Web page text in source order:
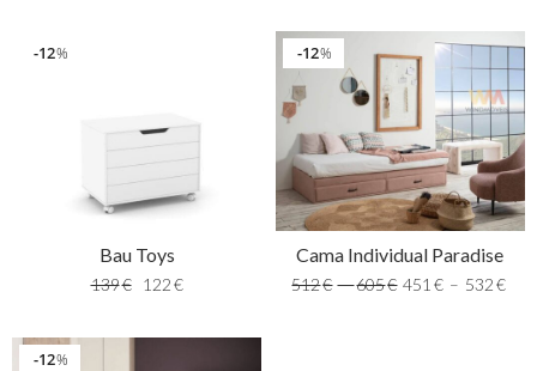
%
12
Bau Toys
139€ 122€
%
12
Cama Individual Paradise
512€ –605€ 451 € – 532 €
%
12